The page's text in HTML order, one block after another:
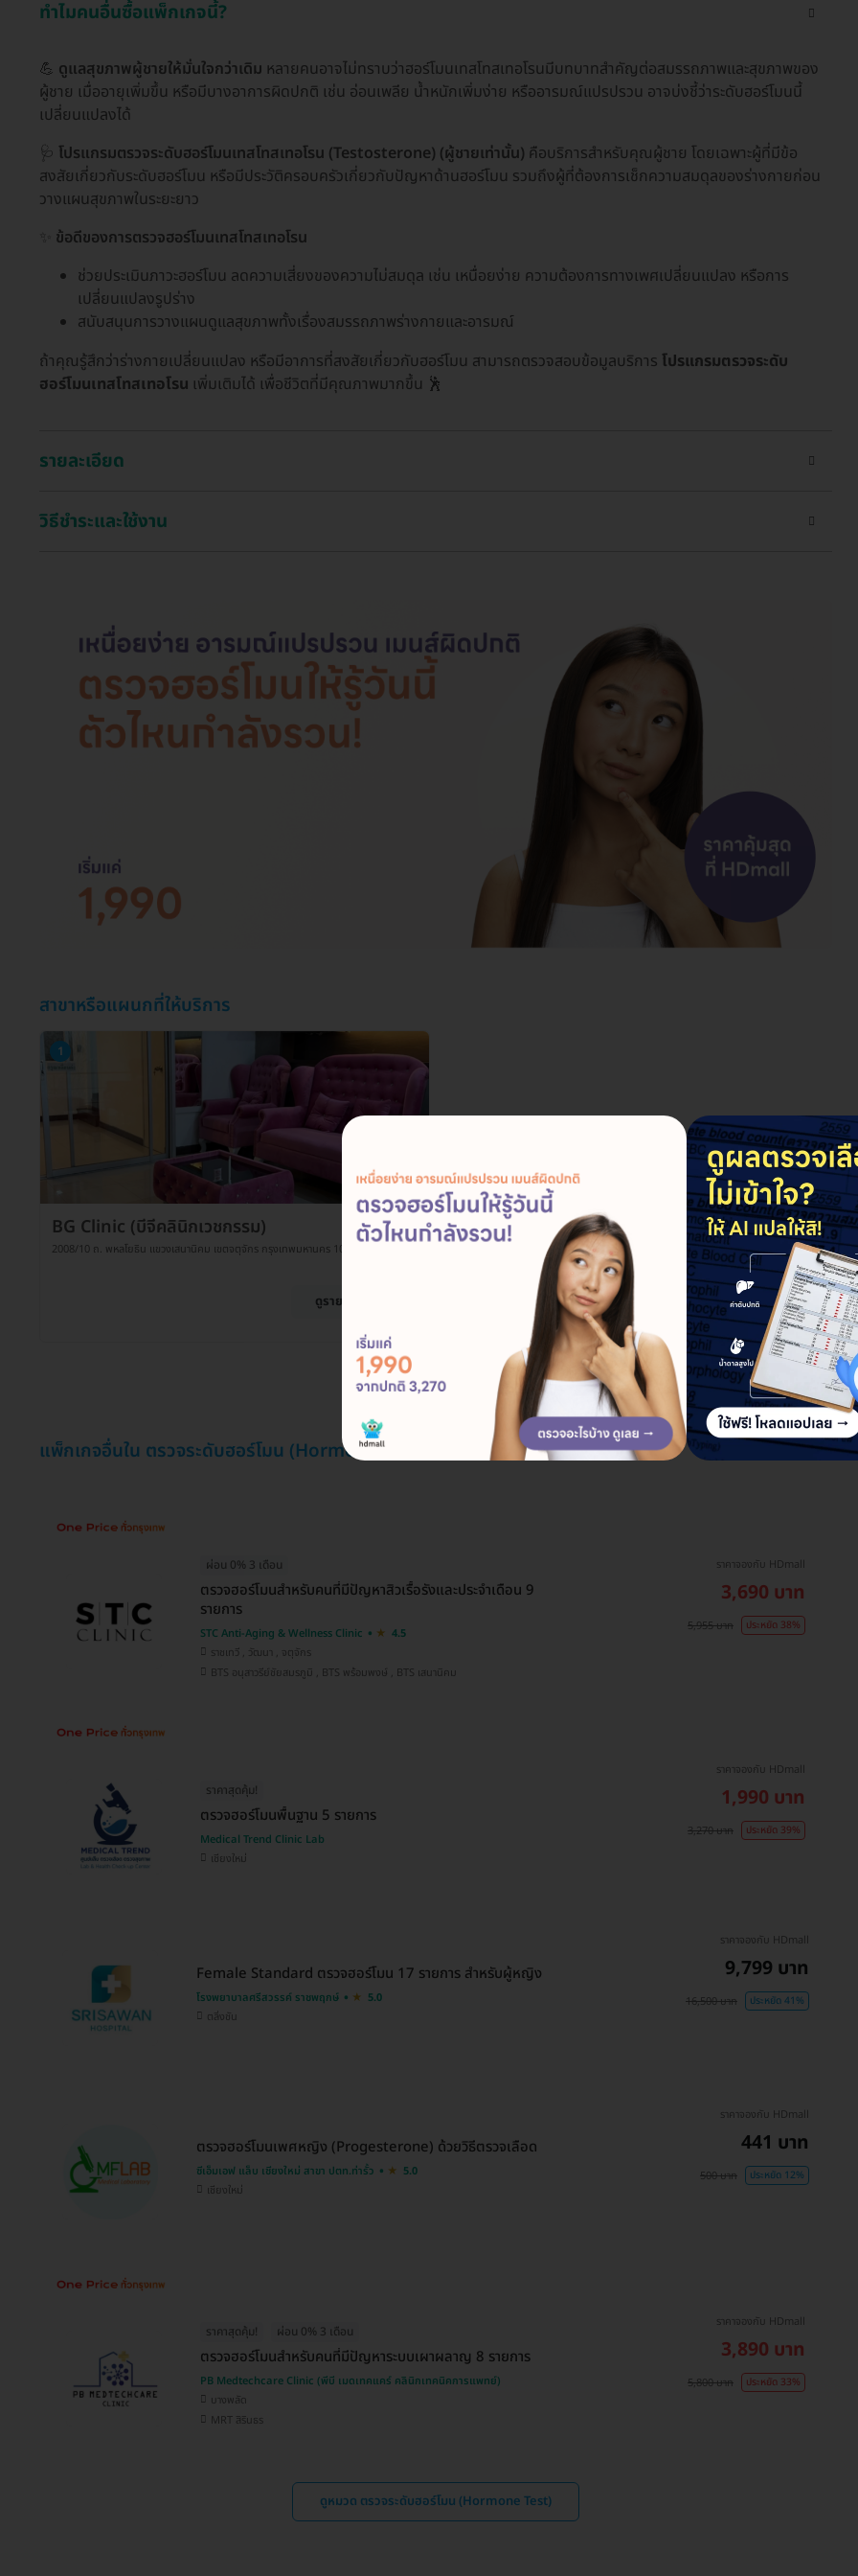
ทำไมคนอื่นซื้อแพ็กเกจนี้?
💪 ดูแลสุขภาพผู้ชายให้มั่นใจกว่าเดิม หลายคนอาจไม่ทราบว่าฮอร์โมนเทสโทสเทอโรนมีบทบาทสำคัญต่อสมรรถภาพและสุขภาพของ
ผู้ชาย เมื่ออายุเพิ่มขึ้น หรือมีบางอาการผิดปกติ เช่น อ่อนเพลีย น้ำหนักเพิ่มง่าย หรืออารมณ์แปรปรวน อาจบ่งชี้ว่าระดับฮอร์โมนนี้
เปลี่ยนแปลงได้
🩺 โปรแกรมตรวจระดับฮอร์โมนเทสโทสเทอโรน (Testosterone) (ผู้ชายเท่านั้น) คือบริการสำหรับคุณผู้ชาย โดยเฉพาะผู้ที่มีข้อ
สงสัยเกี่ยวกับระดับฮอร์โมน หรือมีประวัติครอบครัวเกี่ยวกับปัญหาด้านฮอร์โมน รวมถึงผู้ที่ต้องการเช็กความสมดุลของร่างกายก่อน
วางแผนสุขภาพในระยะยาว
ข้อดีของการตรวจฮอร์โมนเทสโทสเทอโรน
ช่วยประเมินภาวะฮอร์โมน ลดความเสี่ยงของความไม่สมดุล เช่น เหนื่อยง่าย ความต้องการทางเพศเปลี่ยนแปลง หรือการ
เปลี่ยนแปลงรูปร่าง
สนับสนุนการวางแผนดูแลสุขภาพทั้งเรื่องสมรรถภาพร่างกายและอารมณ์
ถ้าคุณรู้สึกว่าร่างกายเปลี่ยนแปลง หรือมีอาการที่สงสัยเกี่ยวกับฮอร์โมน สามารถตรวจสอบข้อมูลบริการ โปรแกรมตรวจระดับ
ฮอร์โมนเทสโทสเทอโรน เพิ่มเติมได้ เพื่อชีวิตที่มีคุณภาพมากขึ้น 🕺
รายละเอียด
วิธีชำระและใช้งาน
สาขาหรือแผนกที่ให้บริการ
1
BG Clinic (บีจีคลินิกเวชกรรม)
2008/10 ถ. พหลโยธิน แขวงเสนานิคม เขตจตุจักร กรุงเทพมหานคร 10900
ดูรายละเอียด
แพ็กเกจอื่นใน ตรวจระดับฮอร์โมน (Hormone Test)
ผ่อน 0% 3 เดือน
ตรวจฮอร์โมนสำหรับคนที่มีปัญหาสิวเรื้อรังและประจำเดือน 9
รายการ
STC Anti-Aging & Wellness Clinic
4.5
ราชเทวี , วัฒนา , จตุจักร
BTS อนุสาวรีย์ชัยสมรภูมิ , BTS พร้อมพงษ์ , BTS เสนานิคม
ราคาจองกับ HDmall
3,690 บาท
5,955 บาท ประหยัด 38%
ราคาสุดคุ้ม!
ตรวจฮอร์โมนพื้นฐาน 5 รายการ
Medical Trend Clinic Lab
เชียงใหม่
ราคาจองกับ HDmall
1,990 บาท
3,270 บาท ประหยัด 39%
Female Standard ตรวจฮอร์โมน 17 รายการ สำหรับผู้หญิง
โรงพยาบาลศรีสวรรค์ ราชพฤกษ์
5.0
ตลิ่งชัน
ราคาจองกับ HDmall
9,799 บาท
16,500 บาท ประหยัด 41%
ตรวจฮอร์โมนเพศหญิง (Progesterone) ด้วยวิธีตรวจเลือด
ซีเอ็มเอฟ แล็บ เชียงใหม่ สาขา ปตท.ท่ารั้ว
5.0
เชียงใหม่
ราคาจองกับ HDmall
441 บาท
500 บาท ประหยัด 12%
ราคาสุดคุ้ม! ผ่อน 0% 3 เดือน
ตรวจฮอร์โมนสำหรับคนที่มีปัญหาระบบเผาผลาญ 8 รายการ
PB Medtechcare Clinic (พีบี เมดเทคแคร์ คลินิกเทคนิคการแพทย์)
บางพลัด
MRT สิรินธร
ราคาจองกับ HDmall
3,890 บาท
5,800 บาท ประหยัด 33%
ดูหมวด ตรวจระดับฮอร์โมน (Hormone Test)